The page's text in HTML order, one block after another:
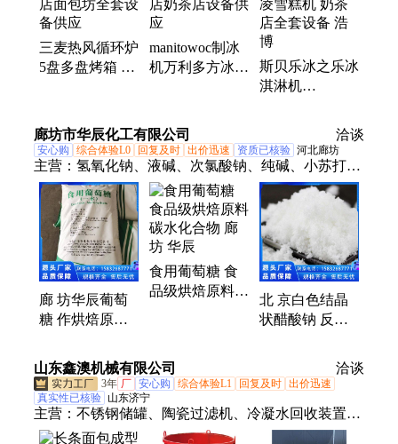
地瓜机、蛋糕柜、展示柜、西厨设备、绞肉机、扒炉
三麦热风循环炉
5盘多盘烤箱 西
供应
manitowoc制冰
机万利多方冰块
斯贝乐冰之乐冰
淇淋机
凌雪糕机 奶茶
店全套设备 浩
博
廊坊市华辰化工有限公司 洽谈
安心购 综合体验L0 回复及时 出价迅速 资质已核验 河北廊坊
主营： 氢氧化钠、液碱、次氯酸钠、纯碱、小苏打、
工业盐、融雪剂、粉尘盐、软水盐、氯化铵、碳酸氢
铵、聚合氯化铝、除磷剂、磷酸三钠、氢氧化钙、重
质纯碱、食品添加剂
廊 坊华辰葡萄
糖 作烘焙原料
一水葡 萄糖
食用葡萄糖 食
品级烘焙原料碳
北 京白色结晶
状醋酸钠 反硝
山东鑫澳机械有限公司 洽谈
3年 厂 安心购 综合体验L1 回复及时 出价迅速
真实性已核验 山东济宁
主营： 不锈钢储罐、陶瓷过滤机、冷凝水回收装置、
玻璃钢罐、冷凝器、离心机、压滤机